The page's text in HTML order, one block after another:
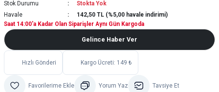
Stok Durumu
Stokta Yok
Havale
142,50 TL (%5,00 havale indirimi)
Saat 14:00'a Kadar Olan Siparişler Aynı Gün Kargoda
Gelince Haber Ver
Hızlı Gönderi Kargo Ücreti: 149 ₺
Yorum Yaz Tavsiye Et